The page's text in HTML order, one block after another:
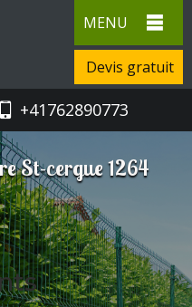
MENU
Devis gratuit
+41762890773
St-cergue 1264